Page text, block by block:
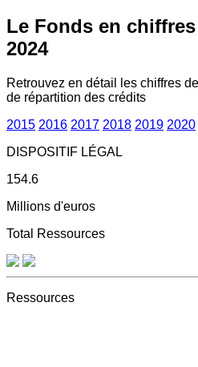
Le Fonds en chiffres
2024
Retrouvez en détail les chiffres
de répartition des crédits
2015 2016 2017 2018 2019 2020
DISPOSITIF LÉGAL
154.6
Millions d'euros
Total Ressources
Ressources